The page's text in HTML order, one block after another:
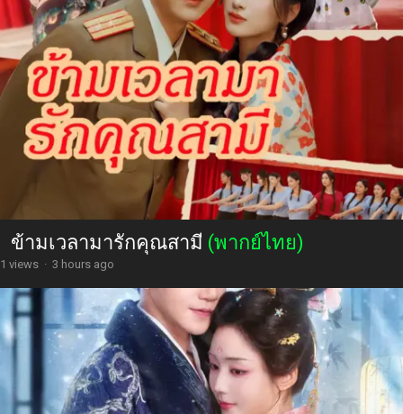
ข้ามเวลามารักคุณสามี (พากย์ไทย)
1 views · 3 hours ago